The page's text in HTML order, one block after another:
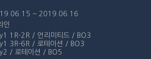
~ 2019.06.16
인
1R-2R / 언리미티드 / BO3
3R-6R / 로테이션 / BO3
/ 로테이션 / BO5